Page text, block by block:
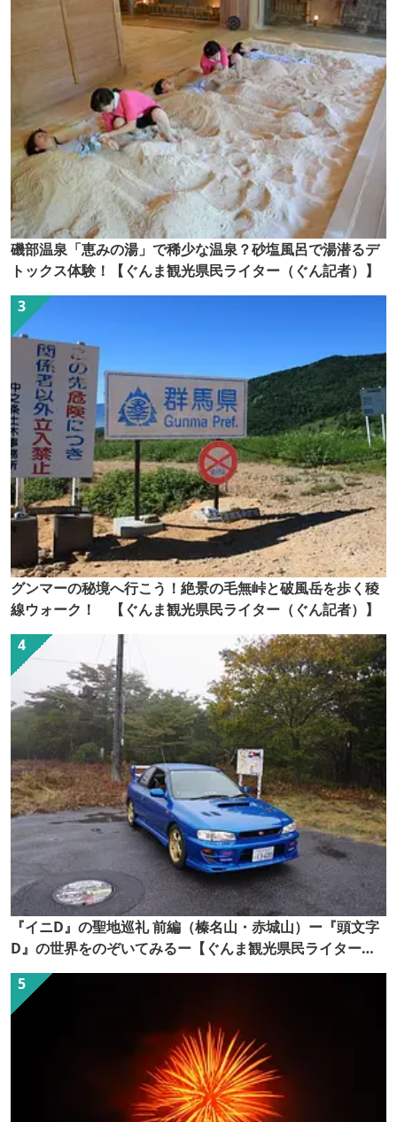
磯部温泉「恵みの湯」で稀少な温泉？砂塩風呂で湯潜るデ
トックス体験！【ぐんま観光県民ライター（ぐん記者）】
グンマーの秘境へ行こう！絶景の毛無峠と破風岳を歩く稜
線ウォーク！ 【ぐんま観光県民ライター（ぐん記者）】
『イニD』の聖地巡礼 前編（榛名山・赤城山）ー『頭文字
D』の世界をのぞいてみるー【ぐんま観光県民ライター
（ぐん記者）】